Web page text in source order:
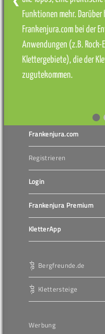
Funktionen mehr.
Frankenjura.com bei der
Anwendungen (z.B.
Klettergebiete), die der
zugutekommen.
❮
Frankenjura.com
Registrieren
Login
Frankenjura Premium
KletterApp
Bergfreunde.de
Klettersteige
Werbung